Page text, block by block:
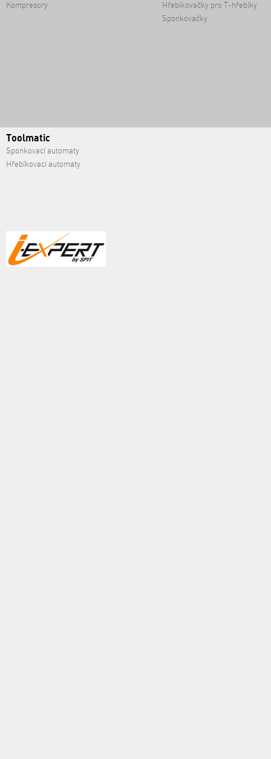
Kompresory
Hřebíkovačky pro T-hřebíky
Sponkovačky
Toolmatic
Sponkovací automaty
Hřebíkovací automaty